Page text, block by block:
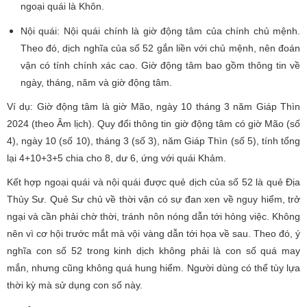
ngoại quái là Khôn.
Nội quái: Nội quái chính là giờ động tâm của chính chủ mệnh.
Theo đó, dịch nghĩa của số 52 gắn liền với chủ mệnh, nên đoán
vận có tính chính xác cao. Giờ động tâm bao gồm thông tin về
ngày, tháng, năm và giờ động tâm.
Ví dụ: Giờ động tâm là giờ Mão, ngày 10 tháng 3 năm Giáp Thìn
2024 (theo Âm lịch). Quy đổi thông tin giờ động tâm có giờ Mão (số
4), ngày 10 (số 10), tháng 3 (số 3), năm Giáp Thìn (số 5), tính tổng
lại 4+10+3+5 chia cho 8, dư 6, ứng với quái Khảm.
Kết hợp ngoại quái và nội quái được quẻ dịch của số 52 là quẻ Địa
Thủy Sư. Quẻ Sư chủ về thời vận có sự đan xen về nguy hiểm, trở
ngại và cần phải chờ thời, tránh nôn nóng dẫn tới hỏng việc. Không
nên vì cơ hội trước mắt mà vội vàng dẫn tới họa về sau. Theo đó, ý
nghĩa con số 52 trong kinh dịch không phải là con số quá may
mắn, nhưng cũng không quá hung hiểm. Người dùng có thể tùy lựa
thời kỳ mà sử dụng con số này.